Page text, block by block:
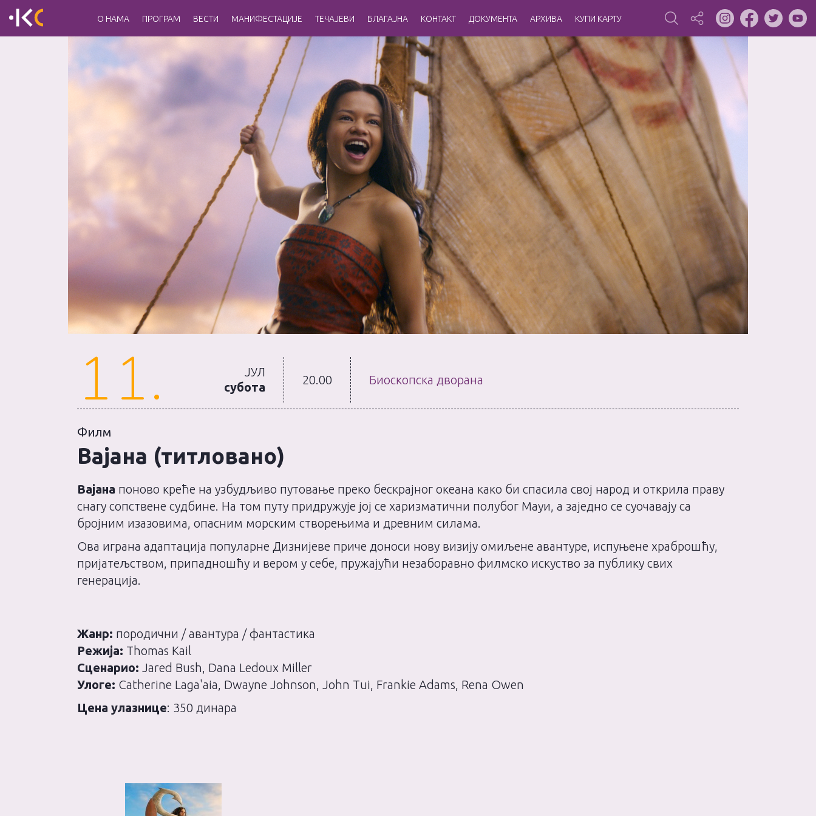
О НАМА ПРОГРАМ ВЕСТИ МАНИФЕСТАЦИЈЕ ТЕЧАЈЕВИ БЛАГАЈНА КОНТАКТ ДОКУМЕНТА АРХИВА КУПИ КАРТУ
11.
ЈУЛ
субота
20.00 Биоскопска дворана
Филм
Вајана (титловано)
Вајана поново креће на узбудљиво путовање преко бескрајног океана како би спасила свој народ и открила праву
снагу сопствене судбине. На том путу придружује јој се харизматични полубог Мауи, а заједно се суочавају са
бројним изазовима, опасним морским створењима и древним силама.
Ова играна адаптација популарне Дизнијеве приче доноси нову визију омиљене авантуре, испуњене храброшћу,
пријатељством, припадношћу и вером у себе, пружајући незаборавно филмско искуство за публику свих
генерација.
Жанр: породични / авантура / фантастика
Режија: Thomas Kail
Сценарио: Jared Bush, Dana Ledoux Miller
Улоге: Catherine Laga'aia, Dwayne Johnson, John Tui, Frankie Adams, Rena Owen
Цена улазнице: 350 динара